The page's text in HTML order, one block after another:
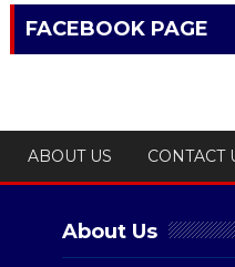
FACEBOOK PAGE
ABOUT US CONTACT
About Us